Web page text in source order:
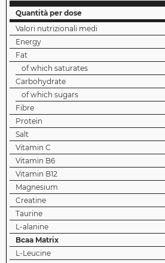
Quantità per dose
Valori nutrizionali medi
Energy
Fat
of which saturates
Carbohydrate
of which sugars
Fibre
Protein
Salt
Vitamin C
Vitamin B6
Vitamin B12
Magnesium
Creatine
Taurine
L-alanine
Bcaa Matrix
L-Leucine